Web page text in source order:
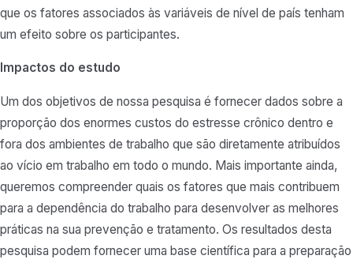
que os fatores associados às variáveis de nível de país tenham
um efeito sobre os participantes.
Impactos do estudo
Um dos objetivos de nossa pesquisa é fornecer dados sobre a
proporção dos enormes custos do estresse crônico dentro e
fora dos ambientes de trabalho que são diretamente atribuídos
ao vício em trabalho em todo o mundo. Mais importante ainda,
queremos compreender quais os fatores que mais contribuem
para a dependência do trabalho para desenvolver as melhores
práticas na sua prevenção e tratamento. Os resultados desta
pesquisa podem fornecer uma base científica para a preparação